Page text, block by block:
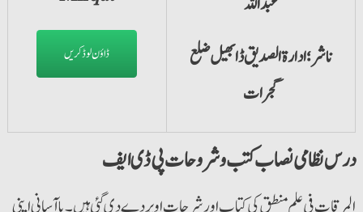
ڈاؤن لوڈ کریں
ناشر؛ ادارۃ الصدیق ڈابھیل ضلع
گجرات
درس نظامی نصاب کتب و شروحات پی ڈیایف